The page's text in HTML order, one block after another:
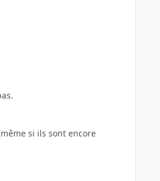
si ils sont encore